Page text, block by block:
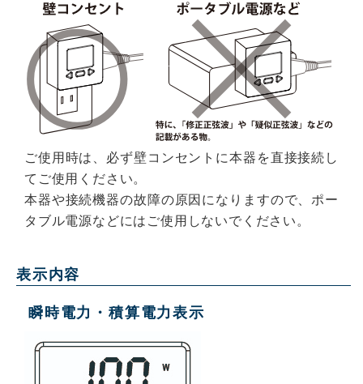
ご使用時は、必ず壁コンセントに本器を直接接続し
てご使用ください。
本器や接続機器の故障の原因になりますので、ポー
タブル電源などにはご使用しないでください。
表示内容
瞬時電力・積算電力表示